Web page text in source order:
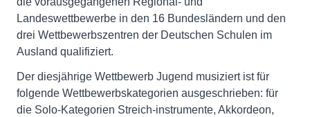
Landeswettbewerbe in den 16 Bundesländern und den
drei Wettbewerbszentren der Deutschen Schulen im
Ausland qualifiziert.
Der diesjährige Wettbewerb Jugend musiziert ist für
folgende Wettbewerbskategorien ausgeschrieben: für
die Solo-Kategorien Streich-instrumente, Akkordeon,